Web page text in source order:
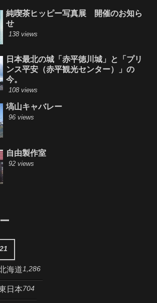
純喫茶ヒッピー写真展 開催のお知ら
せ
138 views
日本最北の城「赤平徳川城」と「プリ
ンス平安（赤平観光センター）」の
今。
108 views
塙山キャバレー
96 views
自由製作室
92 views
21
海道1,286
日本704